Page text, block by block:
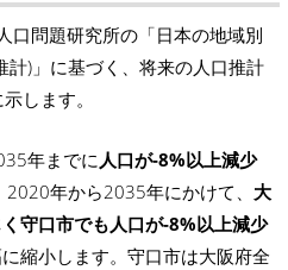
口問題研究所の「日本の地域別
)」に基づく、将来の人口推計
します。
年までに 人口が-8%以上減少
年から2035年にかけて、 大
守口市でも人口が-8%以上減少
縮小します。守口市は大阪府全